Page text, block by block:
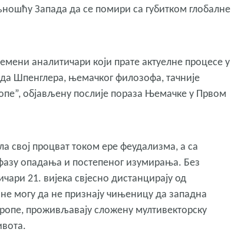
Запада да се помири са губитком глобалне
аналитичари који прате актуелне процесе у
Шпенглера, њемачког филозофа, тачније
објављену послије пораза Њемачке у Првом
свој процват током ере феудализма, а са
опадања и постепеног изумирања. Без
21. вијека свјесно дистанцирају од
могу да не признају чињеницу да западна
проживљавају сложену мултивекторску